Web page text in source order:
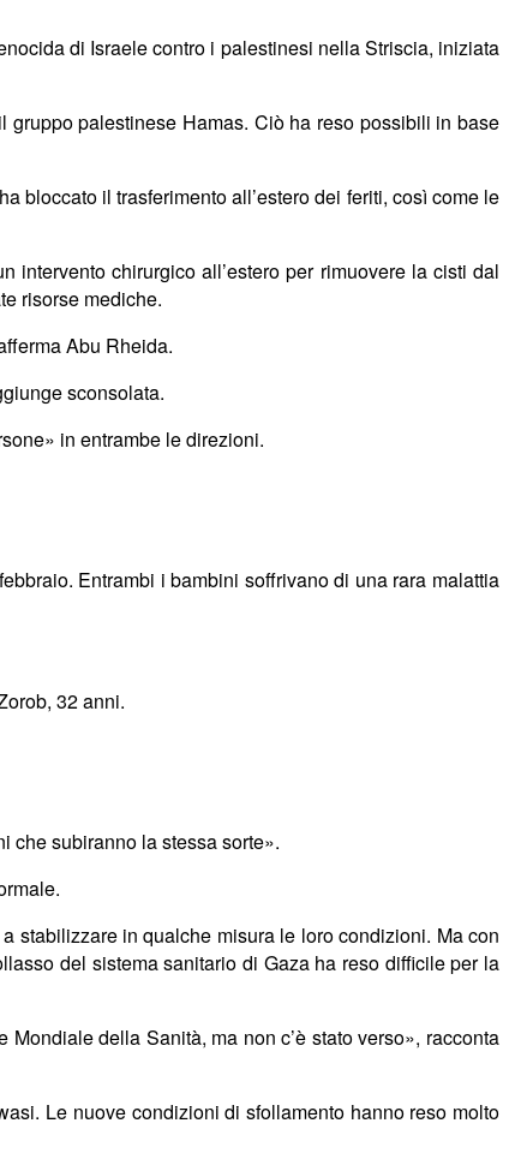
di Israele contro i palestinesi nella Striscia, iniziata
gruppo palestinese Hamas. Ciò ha reso possibili in base
bloccato il trasferimento all’estero dei feriti, così come le
intervento chirurgico all’estero per rimuovere la cisti dal
risorse mediche.
Abu Rheida.
sconsolata.
in entrambe le direzioni.
Entrambi i bambini soffrivano di una rara malattia
32 anni.
che subiranno la stessa sorte».
stabilizzare in qualche misura le loro condizioni. Ma con
del sistema sanitario di Gaza ha reso difficile per la
della Sanità, ma non c’è stato verso», racconta
Le nuove condizioni di sfollamento hanno reso molto